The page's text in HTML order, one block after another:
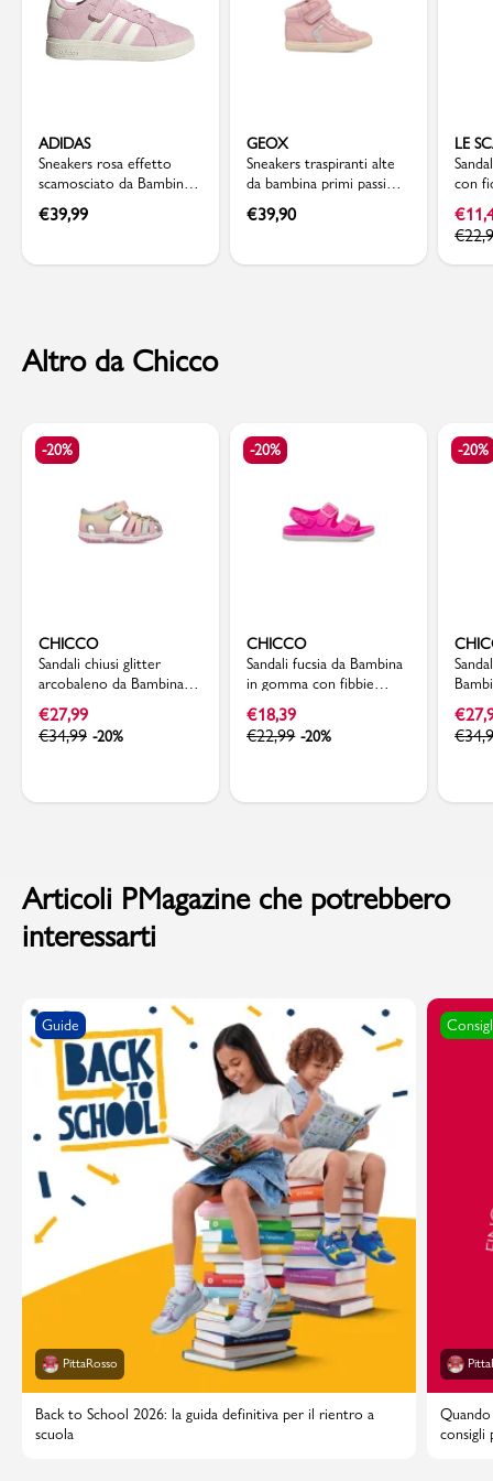
ADIDAS
Sneakers rosa effetto
scamosciato da Bambina
con strappo adidas
€39,99
GEOX
Sneakers traspiranti alte
da bambina primi passi
rosa Geox
€39,90
LE
con
€
€
Altro da Chicco
-20%
CHICCO
Sandali chiusi glitter
arcobaleno da Bambina
Primi Passi Chicco
€27,99
€34,99 -20%
-20%
CHICCO
Sandali fucsia da Bambina
in gomma con fibbie
Chicco
€18,39
€22,99 -20%
-20%
€
€
Articoli PMagazine che potrebbero
interessarti
Guide
PittaRosso
Back to School 2026: la guida definitiva per il rientro a
scuola
consigli